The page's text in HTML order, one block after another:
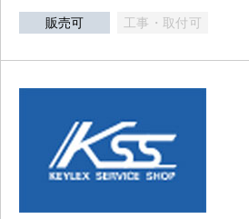
販売可 工事・取付可